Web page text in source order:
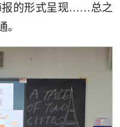
报的形式呈现……总之
。